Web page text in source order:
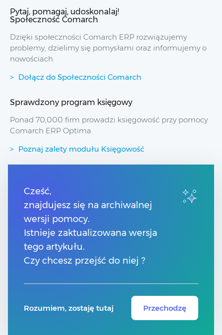
Pytaj, pomagaj, udoskonalaj!
Społeczność Comarch
Dzięki społeczności Comarch ERP rozwiązujemy
problemy, dzielimy się pomysłami oraz informujemy o
nowościach.
Dołącz do Społeczności Comarch
Sprawdzony program księgowy
Ponad 70,000 firm prowadzi księgowość przy pomocy
Comarch ERP Optima
Poznaj zalety modułu Księgowość
Przydatne linki
Spis treści
Pomoc Comarch Betterfly
Pomoc Comarch e-Sklep
Pomoc Comarch HRM
Kontakt
Znajdź Partnera Comarch
Cześć,
znajdujesz się na archiwalnej
wersji pomocy.
Istnieje zaktualizowana wersja
tego artykułu.
Czy chcesz przejść do niej ?
Rozumiem, zostaję tutaj Przechodzę